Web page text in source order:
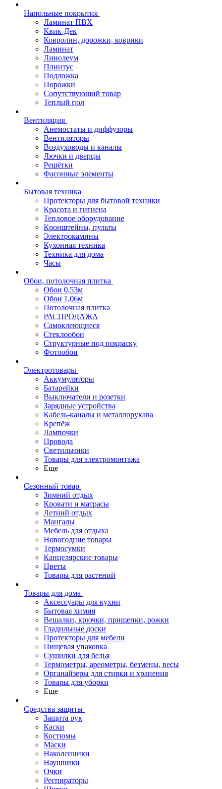
Напольные покрытия
Ламинат ПВХ
Квик-Дек
Ковролин, дорожки, коврики
Ламинат
Линолеум
Плинтус
Подложка
Порожки
Сопутствующий товар
Теплый пол
Вентиляция
Анемостаты и диффузоры
Вентиляторы
Воздуховоды и каналы
Лючки и дверцы
Решётки
Фасонные элементы
Бытовая техника
Протекторы для бытовой техники
Красота и гигиена
Тепловое оборудование
Кронштейны, пульты
Электрокамины
Кухонная техника
Техника для дома
Часы
Обои, потолочная плитка
Обои 0,53м
Обои 1,06м
Потолочная плитка
РАСПРОДАЖА
Самоклеющиеся
Стеклообои
Структурные под покраску
Фотообои
Электротовары
Аккумуляторы
Батарейки
Выключатели и розетки
Зарядные устройства
Кабель-каналы и металлорукава
Крепёж
Лампочки
Провода
Светильники
Товары для электромонтажа
Еще
Сезонный товар
Зимний отдых
Кровати и матрасы
Летний отдых
Мангалы
Мебель для отдыха
Новогодние товары
Термосумки
Канцелярские товары
Цветы
Товары для растений
Товары для дома
Аксессуары для кухни
Бытовая химия
Вешалки, крючки, прищепки, рожки
Гладильные доски
Протекторы для мебели
Пищевая упаковка
Сушилки для белья
Термометры, ареометры, безмены, весы
Органайзеры для стирки и хранения
Товары для уборки
Еще
Средства защиты
Защита рук
Каски
Костюмы
Маски
Наколенники
Наушники
Очки
Респираторы